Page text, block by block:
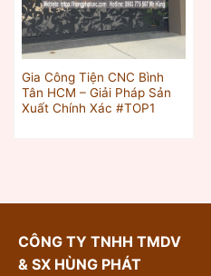
Gia Công Tiện CNC Bình
Tân HCM – Giải Pháp Sản
Xuất Chính Xác #TOP1
CÔNG TY TNHH TMDV
& SX HÙNG PHÁT